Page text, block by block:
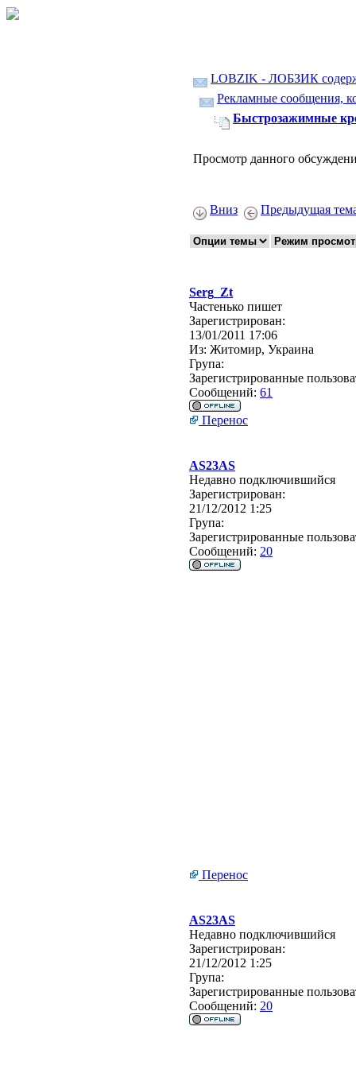
LOBZIK - ЛОБЗИК
Рекламные сообщения,
Быстрозажимные
Просмотр данного
Вниз Предыдущая
Serg_Zt
Частенько пишет
Зарегистрирован:
13/01/2011 17:06
Из: Житомир, Украина
Група:
Зарегистрированные
Сообщений: 61
Перенос
AS23AS
Недавно подключившийся
Зарегистрирован:
21/12/2012 1:25
Група:
Зарегистрированные
Сообщений: 20
Перенос
AS23AS
Недавно подключившийся
Зарегистрирован:
21/12/2012 1:25
Група:
Зарегистрированные
Сообщений: 20